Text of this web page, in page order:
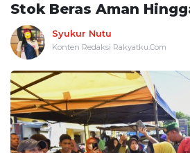
Stok Beras Aman
Syukur Nutu
Konten Redaksi Rakyatku.Com